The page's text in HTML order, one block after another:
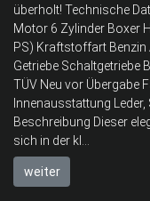
überholt! Technische
Motor 6 Zylinder Boxer
PS) Kraftstoffart Benzin
Getriebe Schaltgetriebe
TÜV Neu vor Übergabe
Innenausstattung
Beschreibung Dieser
sich in der kl...
weiter